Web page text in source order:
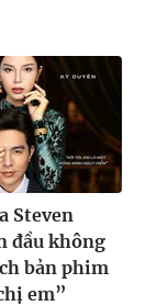
Steven
đầu không
bản phim
em”